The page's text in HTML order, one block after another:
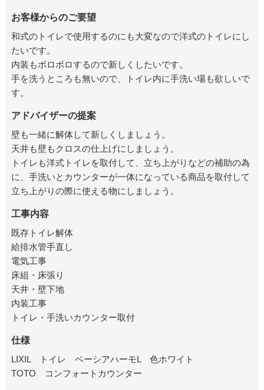
お客様からのご要望
和式のトイレで使用するのにも大変なので洋式のトイレにし
たいです。
内装もボロボロするので新しくしたいです。
手を洗うところも無いので、トイレ内に手洗い場も欲しいで
す。
アドバイザーの提案
壁も一緒に解体して新しくしましょう。
天井も壁もクロスの仕上げにしましょう。
トイレも洋式トイレを取付して、立ち上がりなどの補助の為
に、手洗いとカウンターが一体になっている商品を取付して
立ち上がりの際に使える物にしましょう。
工事内容
既存トイレ解体
給排水管手直し
電気工事
床組・床張り
天井・壁下地
内装工事
トイレ・手洗いカウンター取付
仕様
LIXIL トイレ ベーシアハーモL 色ホワイト
TOTO コンフォートカウンター